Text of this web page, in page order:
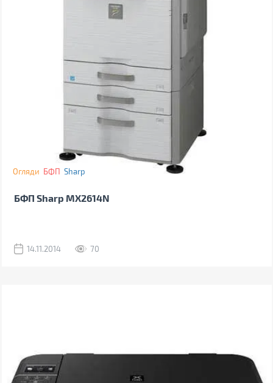
Огляди БФП Sharp
БФП Sharp MX2614N
14.11.2014 70